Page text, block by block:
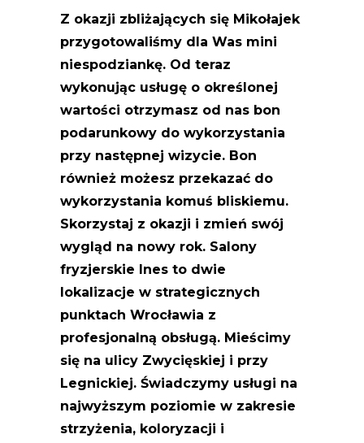
Z okazji zbliżających się Mikołajek
przygotowaliśmy dla Was mini
niespodziankę. Od teraz
wykonując usługę o określonej
wartości otrzymasz od nas bon
podarunkowy do wykorzystania
przy następnej wizycie. Bon
również możesz przekazać do
wykorzystania komuś bliskiemu.
Skorzystaj z okazji i zmień swój
wygląd na nowy rok. Salony
fryzjerskie Ines to dwie
lokalizacje w strategicznych
punktach Wrocławia z
profesjonalną obsługą. Mieścimy
się na ulicy Zwycięskiej i przy
Legnickiej. Świadczymy usługi na
najwyższym poziomie w zakresie
strzyżenia, koloryzacji i